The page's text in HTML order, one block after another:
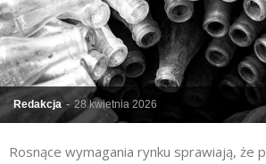
Redakcja - 28 kwietnia 2026
Rosnące wymagania rynku sprawiają, że